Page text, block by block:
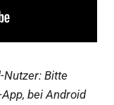
Nutzer: Bitte
bei Android